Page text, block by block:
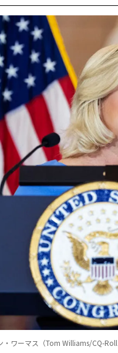
ワーマス（Tom Williams/CQ-Roll